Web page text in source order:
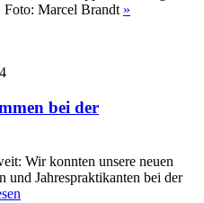
Foto: Marcel Brandt »
bei der
Wir konnten unsere neuen
und Jahrespraktikanten bei der